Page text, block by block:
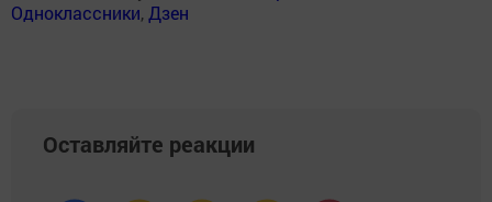
Одноклассники, Дзен
Оставляйте реакции